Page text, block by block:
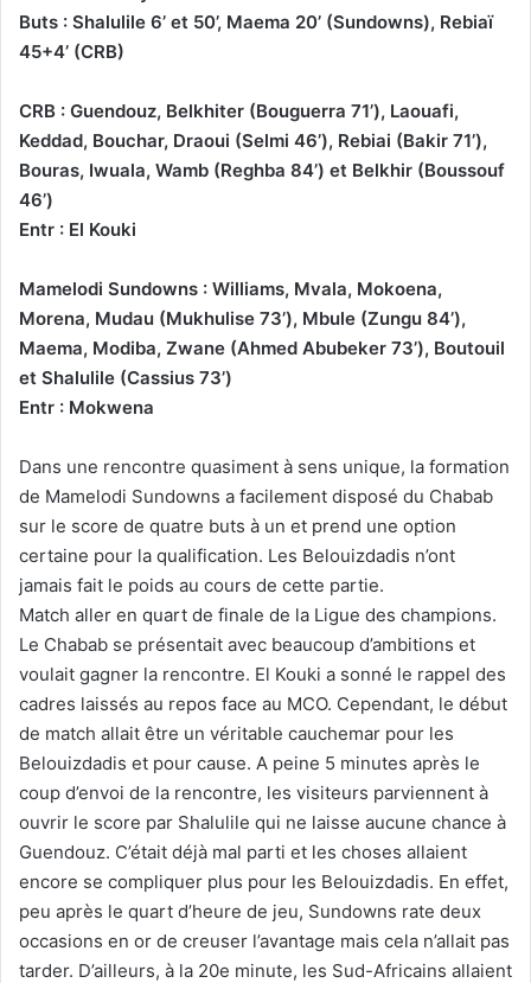
Buts : Shalulile 6’ et 50’, Maema 20’ (Sundowns), Rebiaï
45+4’ (CRB)
CRB : Guendouz, Belkhiter (Bouguerra 71’), Laouafi,
Keddad, Bouchar, Draoui (Selmi 46’), Rebiai (Bakir 71’),
Bouras, Iwuala, Wamb (Reghba 84’) et Belkhir (Boussouf
46’)
Entr : El Kouki
Mamelodi Sundowns : Williams, Mvala, Mokoena,
Morena, Mudau (Mukhulise 73’), Mbule (Zungu 84’),
Maema, Modiba, Zwane (Ahmed Abubeker 73’), Boutouil
et Shalulile (Cassius 73’)
Entr : Mokwena
Dans une rencontre quasiment à sens unique, la formation
de Mamelodi Sundowns a facilement disposé du Chabab
sur le score de quatre buts à un et prend une option
certaine pour la qualification. Les Belouizdadis n’ont
jamais fait le poids au cours de cette partie.
Match aller en quart de finale de la Ligue des champions.
Le Chabab se présentait avec beaucoup d’ambitions et
voulait gagner la rencontre. El Kouki a sonné le rappel des
cadres laissés au repos face au MCO. Cependant, le début
de match allait être un véritable cauchemar pour les
Belouizdadis et pour cause. A peine 5 minutes après le
coup d’envoi de la rencontre, les visiteurs parviennent à
ouvrir le score par Shalulile qui ne laisse aucune chance à
Guendouz. C’était déjà mal parti et les choses allaient
encore se compliquer plus pour les Belouizdadis. En effet,
peu après le quart d’heure de jeu, Sundowns rate deux
occasions en or de creuser l’avantage mais cela n’allait pas
tarder. D’ailleurs, à la 20e minute, les Sud-Africains allaient